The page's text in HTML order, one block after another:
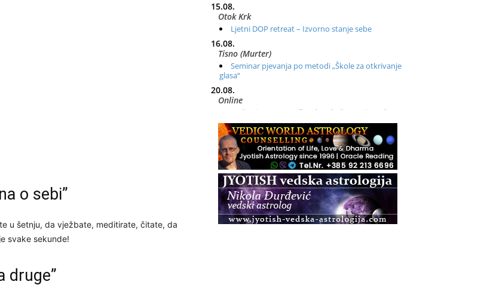
o sebi”
u šetnju, da vježbate, meditirate, čitate, da
svake sekunde!
druge”
15.08.
Otok Krk
Ljetni DOP retreat – Izvorno stanje sebe
16.08.
Tisno (Murter)
Seminar pjevanja po metodi „Škole za otkrivanje
glasa“
20.08.
Online
Radionica: Pomagači iz drugih dimenzija Online –
otvoreno za sve
21.08.
Zagreb+Online
Osnovni ThetaHealing® tečaj, Zagreb i Online
22.08.
Pula
Access BARS®, otpusti stres
23.08.
Pula